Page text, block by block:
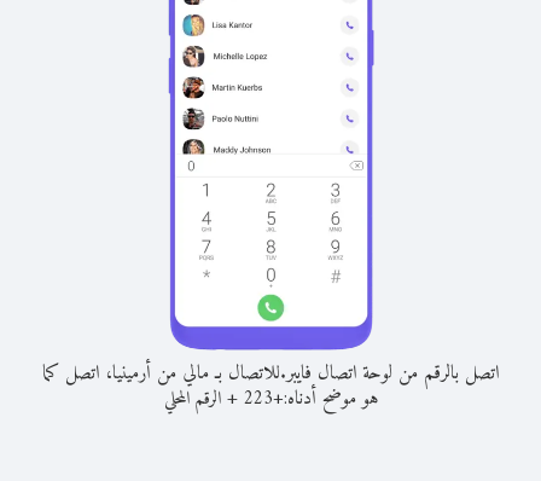
اتصل بالرقم من لوحة اتصال فايبر.للاتصال بـ مالي من أرمينيا، اتصل كما
هو موضح أدناه:+
223
+الرقم المحلي